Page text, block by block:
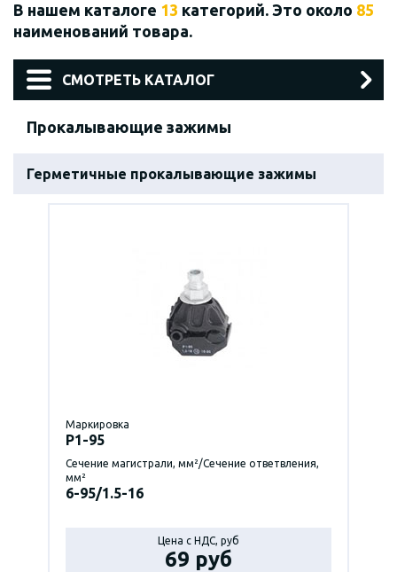
В нашем каталоге 13 категорий. Это около 85
наименований товара.
СМОТРЕТЬ КАТАЛОГ
Прокалывающие зажимы
Герметичные прокалывающие зажимы
Маркировка
P1-95
Сечение магистрали, мм²/Сечение ответвления,
мм²
6-95/1.5-16
Цена с НДС, руб
69 руб